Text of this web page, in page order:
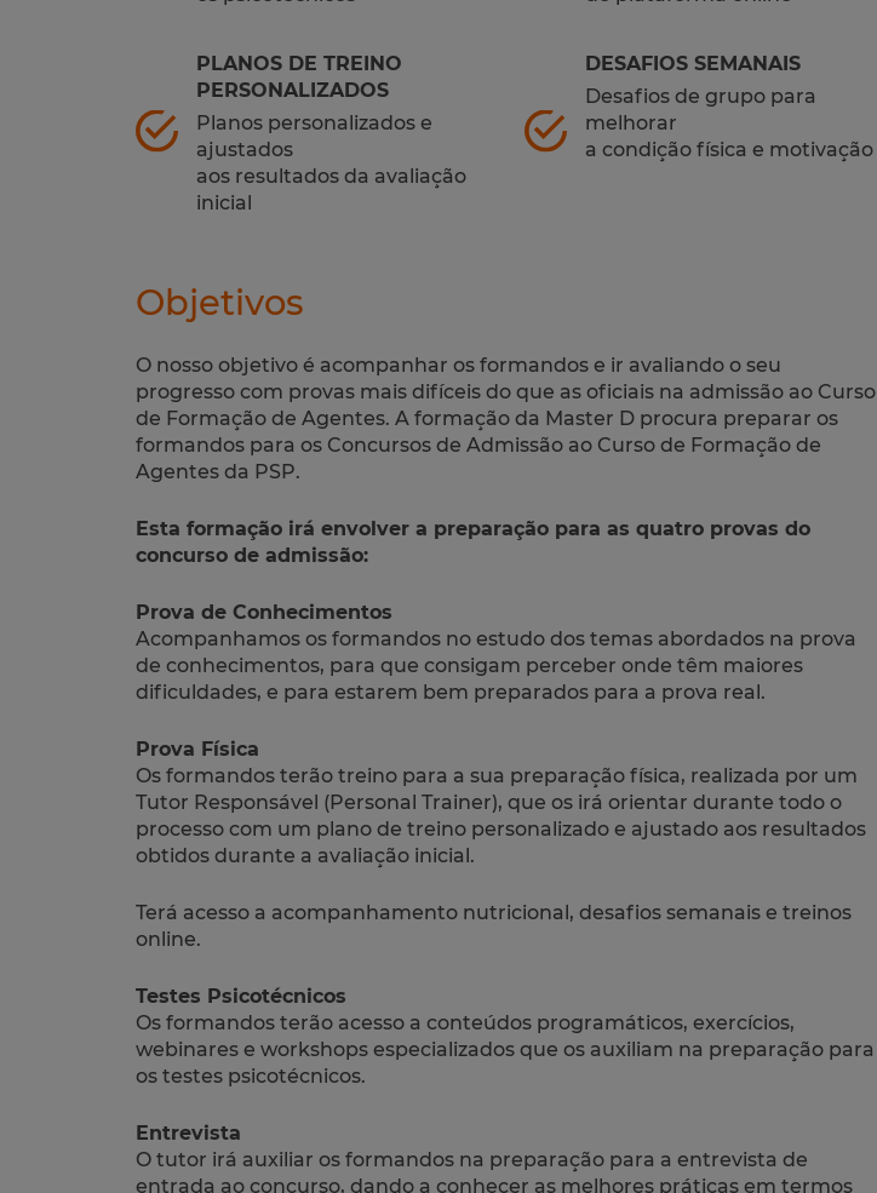
PLANOS DE TREINO
PERSONALIZADOS
Planos personalizados e
ajustados
aos resultados da avaliação
inicial
DESAFIOS SEMANAIS
Desafios de grupo para
melhorar
a condição física e motivação
Objetivos
O nosso objetivo é acompanhar os formandos e ir avaliando o seu
progresso com provas mais difíceis do que as oficiais na admissão ao Curso
de Formação de Agentes. A formação da Master D procura preparar os
formandos para os Concursos de Admissão ao Curso de Formação de
Agentes da PSP.
Esta formação irá envolver a preparação para as quatro provas do
concurso de admissão:
Prova de Conhecimentos
Acompanhamos os formandos no estudo dos temas abordados na prova
de conhecimentos, para que consigam perceber onde têm maiores
dificuldades, e para estarem bem preparados para a prova real.
Prova Física
Os formandos terão treino para a sua preparação física, realizada por um
Tutor Responsável (Personal Trainer), que os irá orientar durante todo o
processo com um plano de treino personalizado e ajustado aos resultados
obtidos durante a avaliação inicial.
Terá acesso a acompanhamento nutricional, desafios semanais e treinos
online.
Testes Psicotécnicos
Os formandos terão acesso a conteúdos programáticos, exercícios,
webinares e workshops especializados que os auxiliam na preparação para
os testes psicotécnicos.
Entrevista
O tutor irá auxiliar os formandos na preparação para a entrevista de
entrada ao concurso, dando a conhecer as melhores práticas em termos